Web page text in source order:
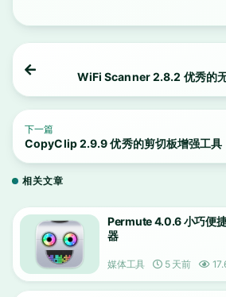
WiFi Scanner 2.8.2 优秀的
下一篇
CopyClip 2.9.9 优秀的剪切板增强工具
相关文章
Permute 4.0.6 小巧便
器
媒体工具 5 天前